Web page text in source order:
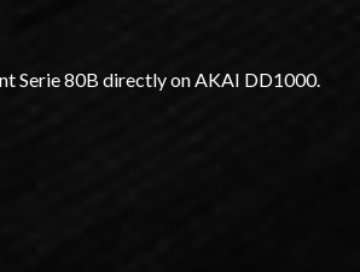
Serie 80B directly on AKAI DD1000.